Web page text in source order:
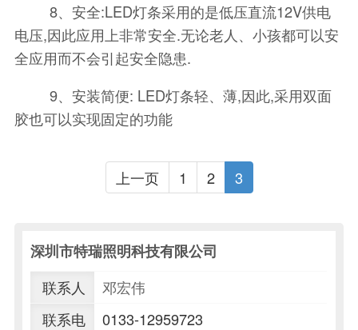
8、安全:LED灯条采用的是低压直流12V供电
电压,因此应用上非常安全.无论老人、小孩都可以安
全应用而不会引起安全隐患.
9、安装简便: LED灯条轻、薄,因此,采用双面
胶也可以实现固定的功能
上一页 1 2 3
深圳市特瑞照明科技有限公司
联系人
邓宏伟
联系电
0133-12959723